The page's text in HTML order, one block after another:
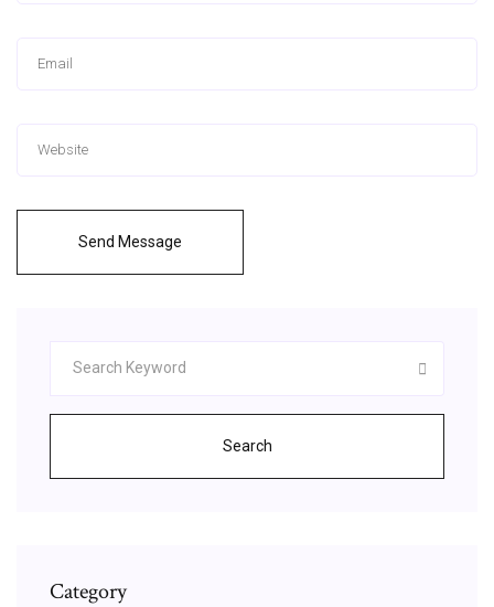
Send Message
Search
Category